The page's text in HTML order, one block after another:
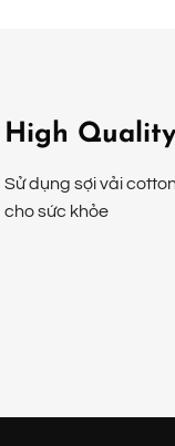
High
Sử dụng sợi vải
cho sức khỏe